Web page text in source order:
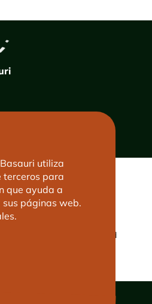
utiliza
terceros para
que ayuda a
páginas web.
LEGAL
Aviso legal
Política de privacidad